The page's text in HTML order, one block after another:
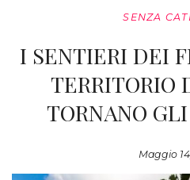
SENZA
I SENTIERI DEI
TERRITORIO
TORNANO
Maggio